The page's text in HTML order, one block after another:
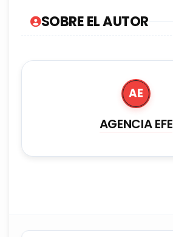
SOBRE EL AUTOR
AE
AGENCIA EFE